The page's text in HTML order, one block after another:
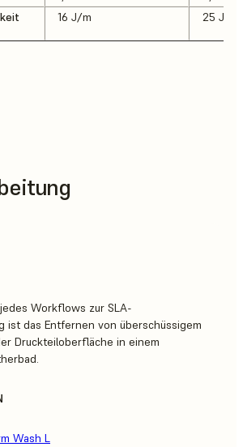
16 J/m 25 J/m
Workflows zur SLA-
ist das Entfernen von überschüssigem
Druckteiloberfläche in einem
Wash L